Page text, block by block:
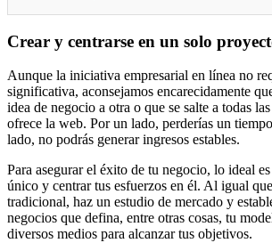
Crear y centrarse en un solo
Aunque la iniciativa empresarial en línea no
significativa, aconsejamos encarecidamente
idea de negocio a otra o que se salte a todas
ofrece la web. Por un lado, perderías un
lado, no podrás generar ingresos estables.
Para asegurar el éxito de tu negocio, lo ideal
único y centrar tus esfuerzos en él. Al igual
tradicional, haz un estudio de mercado y
negocios que defina, entre otras cosas, tu
diversos medios para alcanzar tus objetivos.